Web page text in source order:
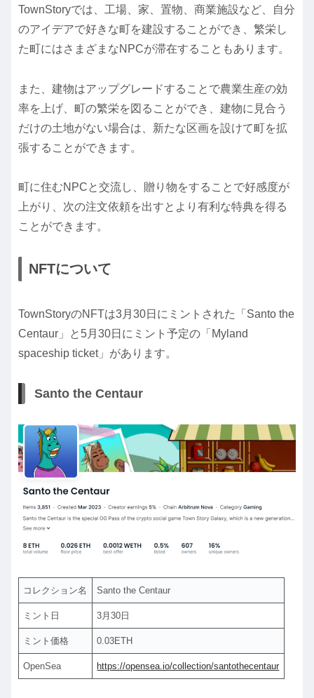
TownStoryでは、工場、家、置物、商業施設など、自分
のアイデアで好きな町を建設することができ、繁栄し
た町にはさまざまなNPCが滞在することもあります。
また、建物はアップグレードすることで農業生産の効
率を上げ、町の繁栄を図ることができ、建物に見合う
だけの土地がない場合は、新たな区画を設けて町を拡
張することができます。
町に住むNPCと交流し、贈り物をすることで好感度が
上がり、次の注文依頼を出すとより有利な特典を得る
ことができます。
NFTについて
TownStoryのNFTは3月30日にミントされた「Santo the
Centaur」と5月30日にミント予定の「Myland
spaceship ticket」があります。
Santo the Centaur
コレクション名 Santo the Centaur
ミント日 3月30日
ミント価格 0.03ETH
OpenSea https://opensea.io/collection/santothecentaur